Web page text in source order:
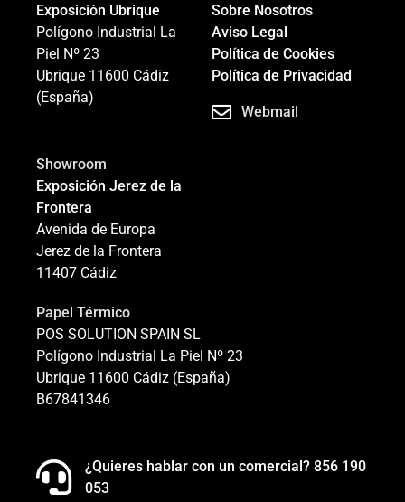
Exposición Ubrique
Polígono Industrial La
Piel Nº 23
Ubrique 11600 Cádiz
(España)
Showroom
Exposición Jerez de la
Frontera
Avenida de Europa
Jerez de la Frontera
11407 Cádiz
Sobre Nosotros
Aviso Legal
Política de Cookies
Política de Privacidad
Webmail
Papel Térmico
POS SOLUTION SPAIN SL
Polígono Industrial La Piel Nº 23
Ubrique 11600 Cádiz (España)
B67841346
¿Quieres hablar con un comercial? 856 190
053